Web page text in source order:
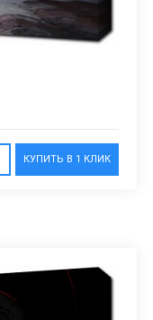
КУПИТЬ В 1 КЛИК